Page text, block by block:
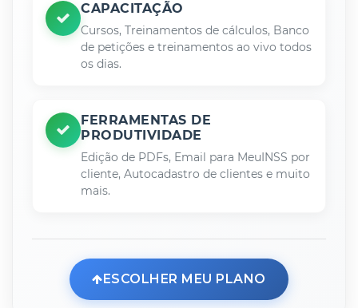
CAPACITAÇÃO
Cursos, Treinamentos de cálculos, Banco
de petições e treinamentos ao vivo todos
os dias.
FERRAMENTAS DE
PRODUTIVIDADE
Edição de PDFs, Email para MeuINSS por
cliente, Autocadastro de clientes e muito
mais.
ESCOLHER MEU PLANO